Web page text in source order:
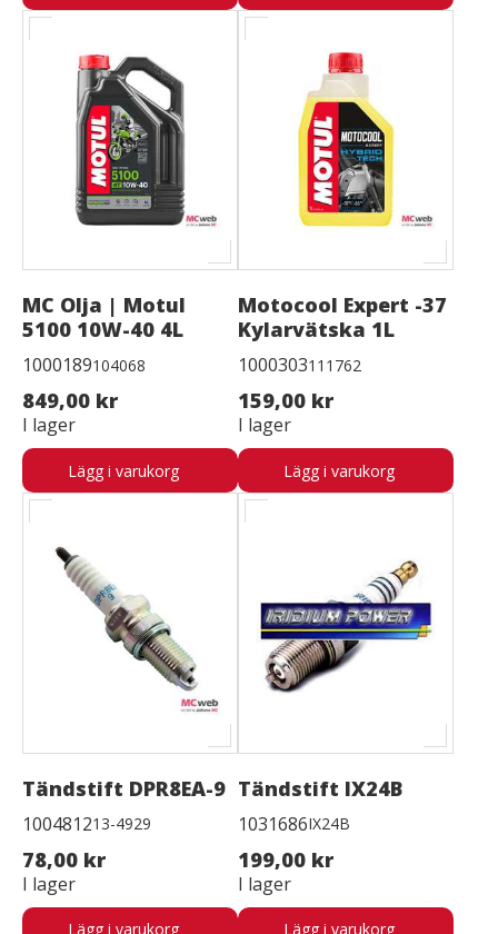
MC Olja | Motul
5100 10W-40 4L
1000189104068
849,00 kr
I lager
Lägg i varukorg
Motocool Expert -37
Kylarvätska 1L
1000303111762
159,00 kr
I lager
Lägg i varukorg
Tändstift DPR8EA-9
100481213-4929
78,00 kr
I lager
Lägg i varukorg
Tändstift IX24B
1031686IX24B
199,00 kr
I lager
Lägg i varukorg